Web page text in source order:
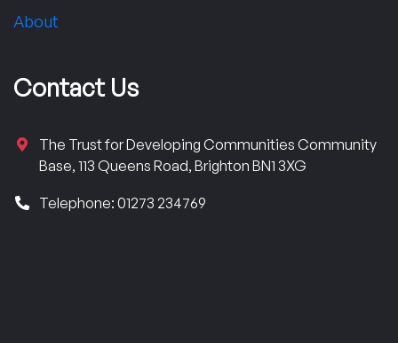
About
Contact Us
The Trust for Developing Communities Community
Base, 113 Queens Road, Brighton BN1 3XG
Telephone: 01273 234769